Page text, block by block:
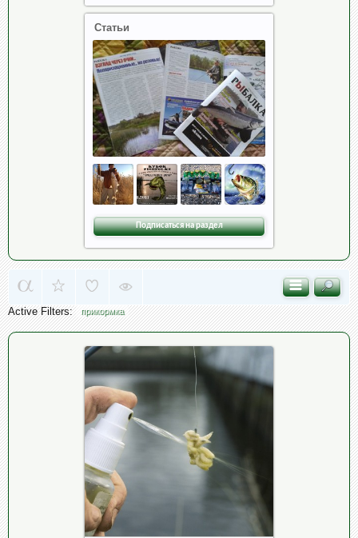
Статьи
Подписаться на раздел
Active Filters: прикормка